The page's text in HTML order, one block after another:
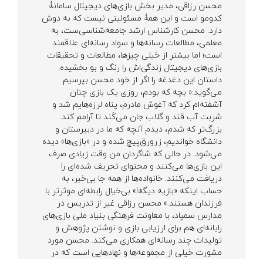
محسن رزاقی، مدیر بخش بازی‌های دیجیتال سامانۀ
کدومو است و این همۀ مسئولیتی نیست که به دوش
دارد. محسن کارشناس ارشد جامعه‌شناسی‌ست، به
معلمی، مطالعات رسانه‌ها و سواد رسانه‌ای علاقمند
است؛ اما بیشتر از خیلی چیزها، مطالعات و تحقیقات
بازی‌های دیجیتال زندگی‌اش را رنگ و بو بخشیده.
داستان این دغدغه را اگر از خود محسن بپرسیم
می‌گوید:« بچه که بودم، روزی یک بازی چنان
آشفته‌ام کرد که آغوش مادرم، پناه لرزه‌هایم شد و
شربت آب قند و گلاب جان می‌کَند تا آرامم کند.
بزرگ‌تر که شدم، دیدم آنچه که ما در دبیرستان و
دانشگاه خواندیم، زرورق‌پیچ شده و در «بازی‌ها» دیده
می‌شود. در حالی که شاگردان من وقت زیادی صرف
این بازی‌ها می‌کنند و محتوای تحریف شده‌ای را
دریافت می‌کنند. خانواده‌ها از همه جا بی‌خبر، به
حساب اینکه «بازیه دیگه!» بی‌خیال رابطه‌ای موثرتر با
فرزندان هستند.» محسن رزاقی غیر از تدریس در
مدارس سمپاد، با معاونت فرهنگی بنیاد ملی بازی‌های
رایانه‌ای هم برای ارزیابی بازی و نوشتن پژوهش و
تولیدات چند رسانه‌ای همکاری می‌کند. محسن مورد
مشورت خیلی از مجموعه‌ها و نهادهایی است که در